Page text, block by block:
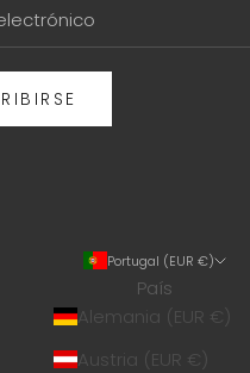
Portugal (EUR €)
País
Alemania (EUR €)
Austria (EUR €)